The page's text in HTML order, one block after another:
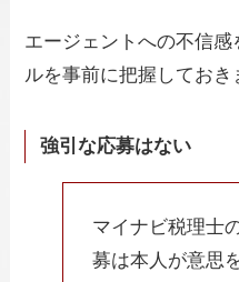
エージェントへの不信
ルを事前に把握しておき
強引な応募はない
マイナビ税理士
募は本人が意思